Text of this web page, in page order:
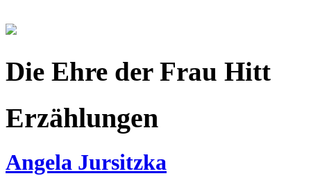
Die Ehre der Frau Hitt
Erzählungen
Angela Jursitzka